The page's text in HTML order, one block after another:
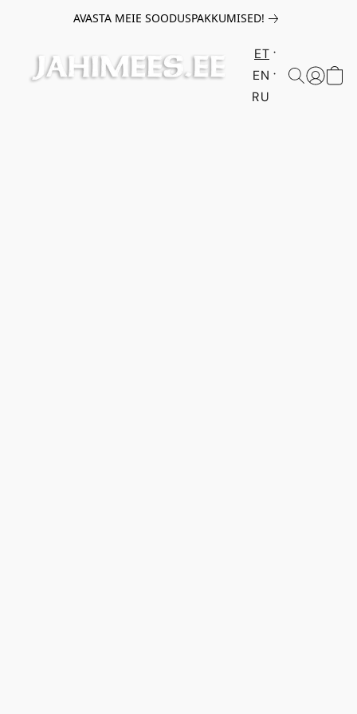
AVASTA MEIE SOODUSPAKKUMISED!
ET
EN
RU